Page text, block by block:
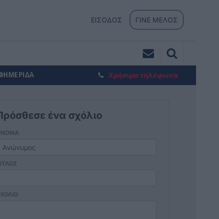
ΕΙΣΟΔΟΣ ΓΙΝΕ ΜΕΛΟΣ
Χρήσιμα τηλέφωνα
ένα σχόλιο